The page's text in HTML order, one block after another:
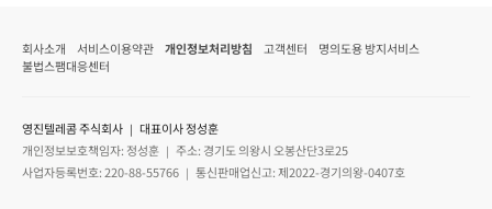
회사소개 서비스이용약관 개인정보처리방침 고객센터
명의도용 방지서비스
불법스팸대응센터
영진텔레콤 주식회사 ｜ 대표이사 정성훈
개인정보보호책임자: 정성훈 ｜ 주소: 경기도 의왕시 오봉산단3로25
사업자등록번호: 220-88-55766 ｜ 통신판매업신고: 제2022-경기의왕-0407호